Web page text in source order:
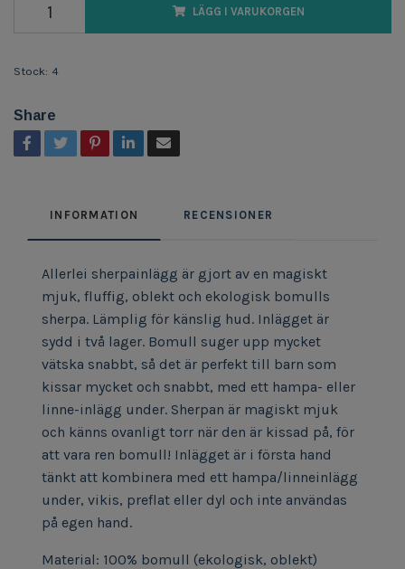
LÄGG I VARUKORGEN
Stock: 4
Share
INFORMATION RECENSIONER
Allerlei sherpainlägg är gjort av en magiskt
mjuk, fluffig, oblekt och ekologisk bomulls
sherpa. Lämplig för känslig hud. Inlägget är
sydd i två lager. Bomull suger upp mycket
vätska snabbt, så det är perfekt till barn som
kissar mycket och snabbt, med ett hampa- eller
linne-inlägg under. Sherpan är magiskt mjuk
och känns ovanligt torr när den är kissad på, för
att vara ren bomull! Inlägget är i första hand
tänkt att kombinera med ett hampa/linneinlägg
under, vikis, preflat eller dyl och inte användas
på egen hand.
Material: 100% bomull (ekologisk, oblekt)